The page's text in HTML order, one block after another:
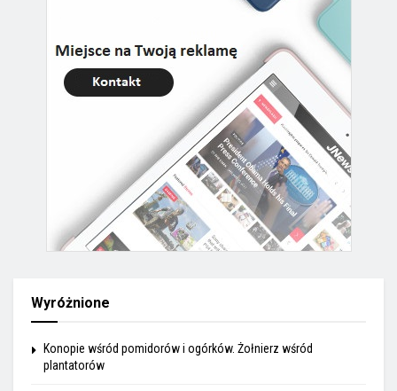
Wyróżnione
Konopie wśród pomidorów i ogórków. Żołnierz wśród
plantatorów